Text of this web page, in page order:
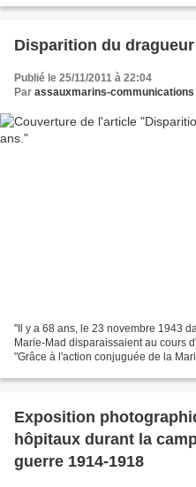
Disparition du
Publié le 25/11/2011 à 22:04
Par assauxmarins-communications
"Il y a 68 ans, le 23 novembre 1943
Marie-Mad disparaissaient au cours
"Grâce à l'action conjuguée de la
Exposition
hôpitaux durant la
guerre 1914-1918